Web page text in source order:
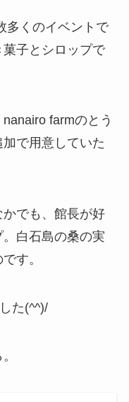
多くのイベントで
菓子とシロップで
farmのとう
で用意していた
でも、館長が好
白石島の桑の実
す。
た(^^)/